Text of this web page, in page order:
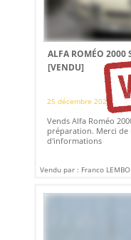
ALFA ROMÉO 2000
[VENDU]
25 décembre 2021
Vends Alfa Roméo
préparation. Merci
d'informations
Vendu par : Franco LEMBO